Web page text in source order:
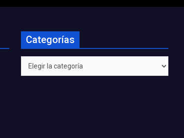
Categorías
Categorías